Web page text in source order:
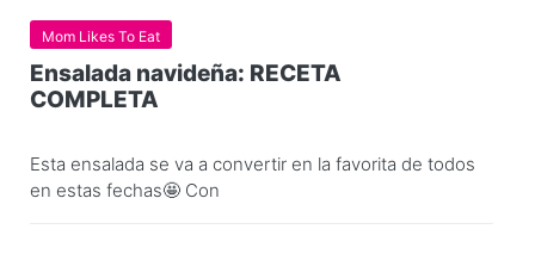
Mom Likes To Eat
Ensalada navideña: RECETA
COMPLETA
Esta ensalada se va a convertir en la favorita de todos
en estas fechas🤩 Con